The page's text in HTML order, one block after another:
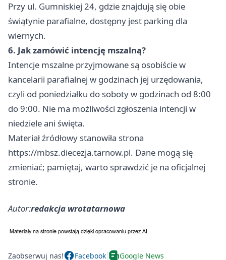
Przy ul. Gumniskiej 24, gdzie znajdują się obie
świątynie parafialne, dostępny jest parking dla
wiernych.
6. Jak zamówić intencję mszalną?
Intencje mszalne przyjmowane są osobiście w
kancelarii parafialnej w godzinach jej urzędowania,
czyli od poniedziałku do soboty w godzinach od 8:00
do 9:00. Nie ma możliwości zgłoszenia intencji w
niedziele ani święta.
Materiał źródłowy stanowiła strona
https://mbsz.diecezja.tarnow.pl. Dane mogą się
zmieniać; pamiętaj, warto sprawdzić je na oficjalnej
stronie.
Autor:redakcja wrotatarnowa
Zaobserwuj nas! Facebook Google News